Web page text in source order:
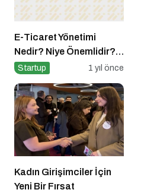
E-Ticaret Yönetimi
Nedir? Niye Önemlidir?
E-Ticaret Yönetimi Nasıl
Startup 1 yıl önce
Kadın Girişimciler İçin
Yeni Bir Fırsat